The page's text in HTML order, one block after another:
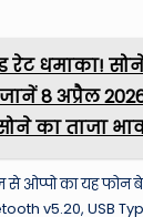
रेट धमाका!
जानें 8 अप्रैल
का ताजा
से ओप्पो का यह
v5.20, USB